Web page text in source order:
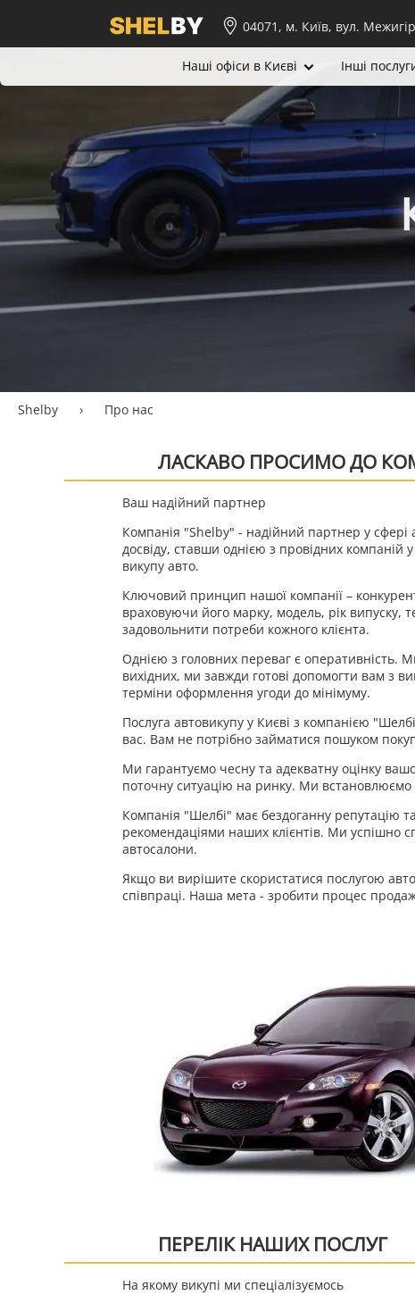
04071, м. Київ, вул.
Наші офіси в Києві Інші
Shelby › Про нас
ЛАСКАВО ПРОСИМО ДО
Ваш надійний партнер
Компанія "Shelby" - надійний партнер у сфері
досвіду, ставши однією з провідних
викупу авто.
Ключовий принцип нашої компанії –
враховуючи його марку, модель, рік випуску,
задовольнити потреби кожного клієнта.
Однією з головних переваг є оперативність.
вихідних, ми завжди готові допомогти вам з
терміни оформлення угоди до мінімуму.
Послуга автовикупу у Києві з компанією
вас. Вам не потрібно займатися пошуком
Ми гарантуємо чесну та адекватну оцінку
поточну ситуацію на ринку. Ми встановлюємо
Компанія "Шелбі" має бездоганну репутацію
рекомендаціями наших клієнтів. Ми успішно
автосалони.
Якщо ви вирішите скористатися послугою
співпраці. Наша мета - зробити процес
ПЕРЕЛІК НАШИХ ПОСЛУГ
На якому викупі ми спеціалізуємось